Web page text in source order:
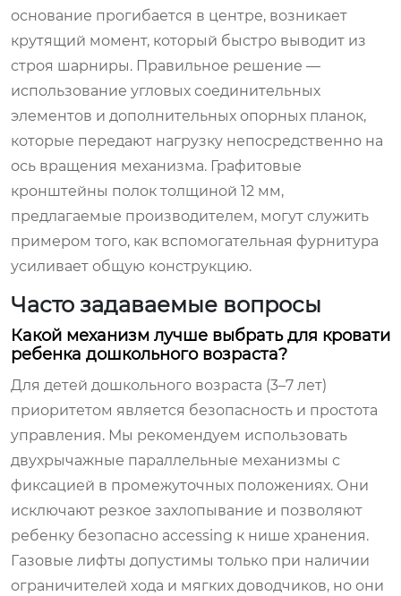
основание прогибается в центре, возникает
крутящий момент, который быстро выводит из
строя шарниры. Правильное решение —
использование угловых соединительных
элементов и дополнительных опорных планок,
которые передают нагрузку непосредственно на
ось вращения механизма. Графитовые
кронштейны полок толщиной 12 мм,
предлагаемые производителем, могут служить
примером того, как вспомогательная фурнитура
усиливает общую конструкцию.
Часто задаваемые вопросы
Какой механизм лучше выбрать для кровати
ребенка дошкольного возраста?
Для детей дошкольного возраста (3–7 лет)
приоритетом является безопасность и простота
управления. Мы рекомендуем использовать
двухрычажные параллельные механизмы с
фиксацией в промежуточных положениях. Они
исключают резкое захлопывание и позволяют
ребенку безопасно accessing к нише хранения.
Газовые лифты допустимы только при наличии
ограничителей хода и мягких доводчиков, но они